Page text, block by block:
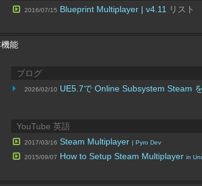
2016/07/15 Blueprint Multiplayer | v4.11 リスト
能
ブログ
2026/02/10 UE5.7で Online Subsystem Steam
YouTube 英語
2017/03/16 Steam Multiplayer | Pyro Dev
2015/09/07 How to Setup Steam Multiplayerin